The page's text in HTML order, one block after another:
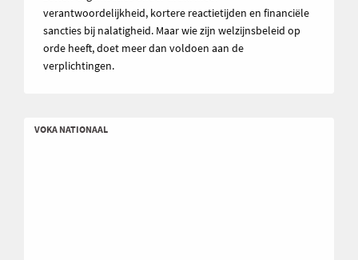
verantwoordelijkheid, kortere reactietijden en financiële
sancties bij nalatigheid. Maar wie zijn welzijnsbeleid op
orde heeft, doet meer dan voldoen aan de
verplichtingen.
VOKA NATIONAAL